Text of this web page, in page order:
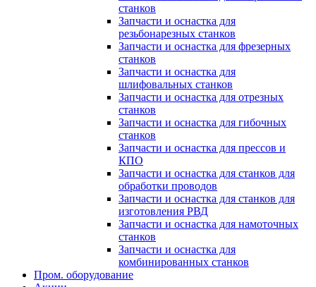
станков
Запчасти и оснастка для
резьбонарезных станков
Запчасти и оснастка для фрезерных
станков
Запчасти и оснастка для
шлифовальных станков
Запчасти и оснастка для отрезных
станков
Запчасти и оснастка для гибочных
станков
Запчасти и оснастка для прессов и
КПО
Запчасти и оснастка для станков для
обработки проводов
Запчасти и оснастка для станков для
изготовления РВД
Запчасти и оснастка для намоточных
станков
Запчасти и оснастка для
комбинированных станков
Пром. оборудование